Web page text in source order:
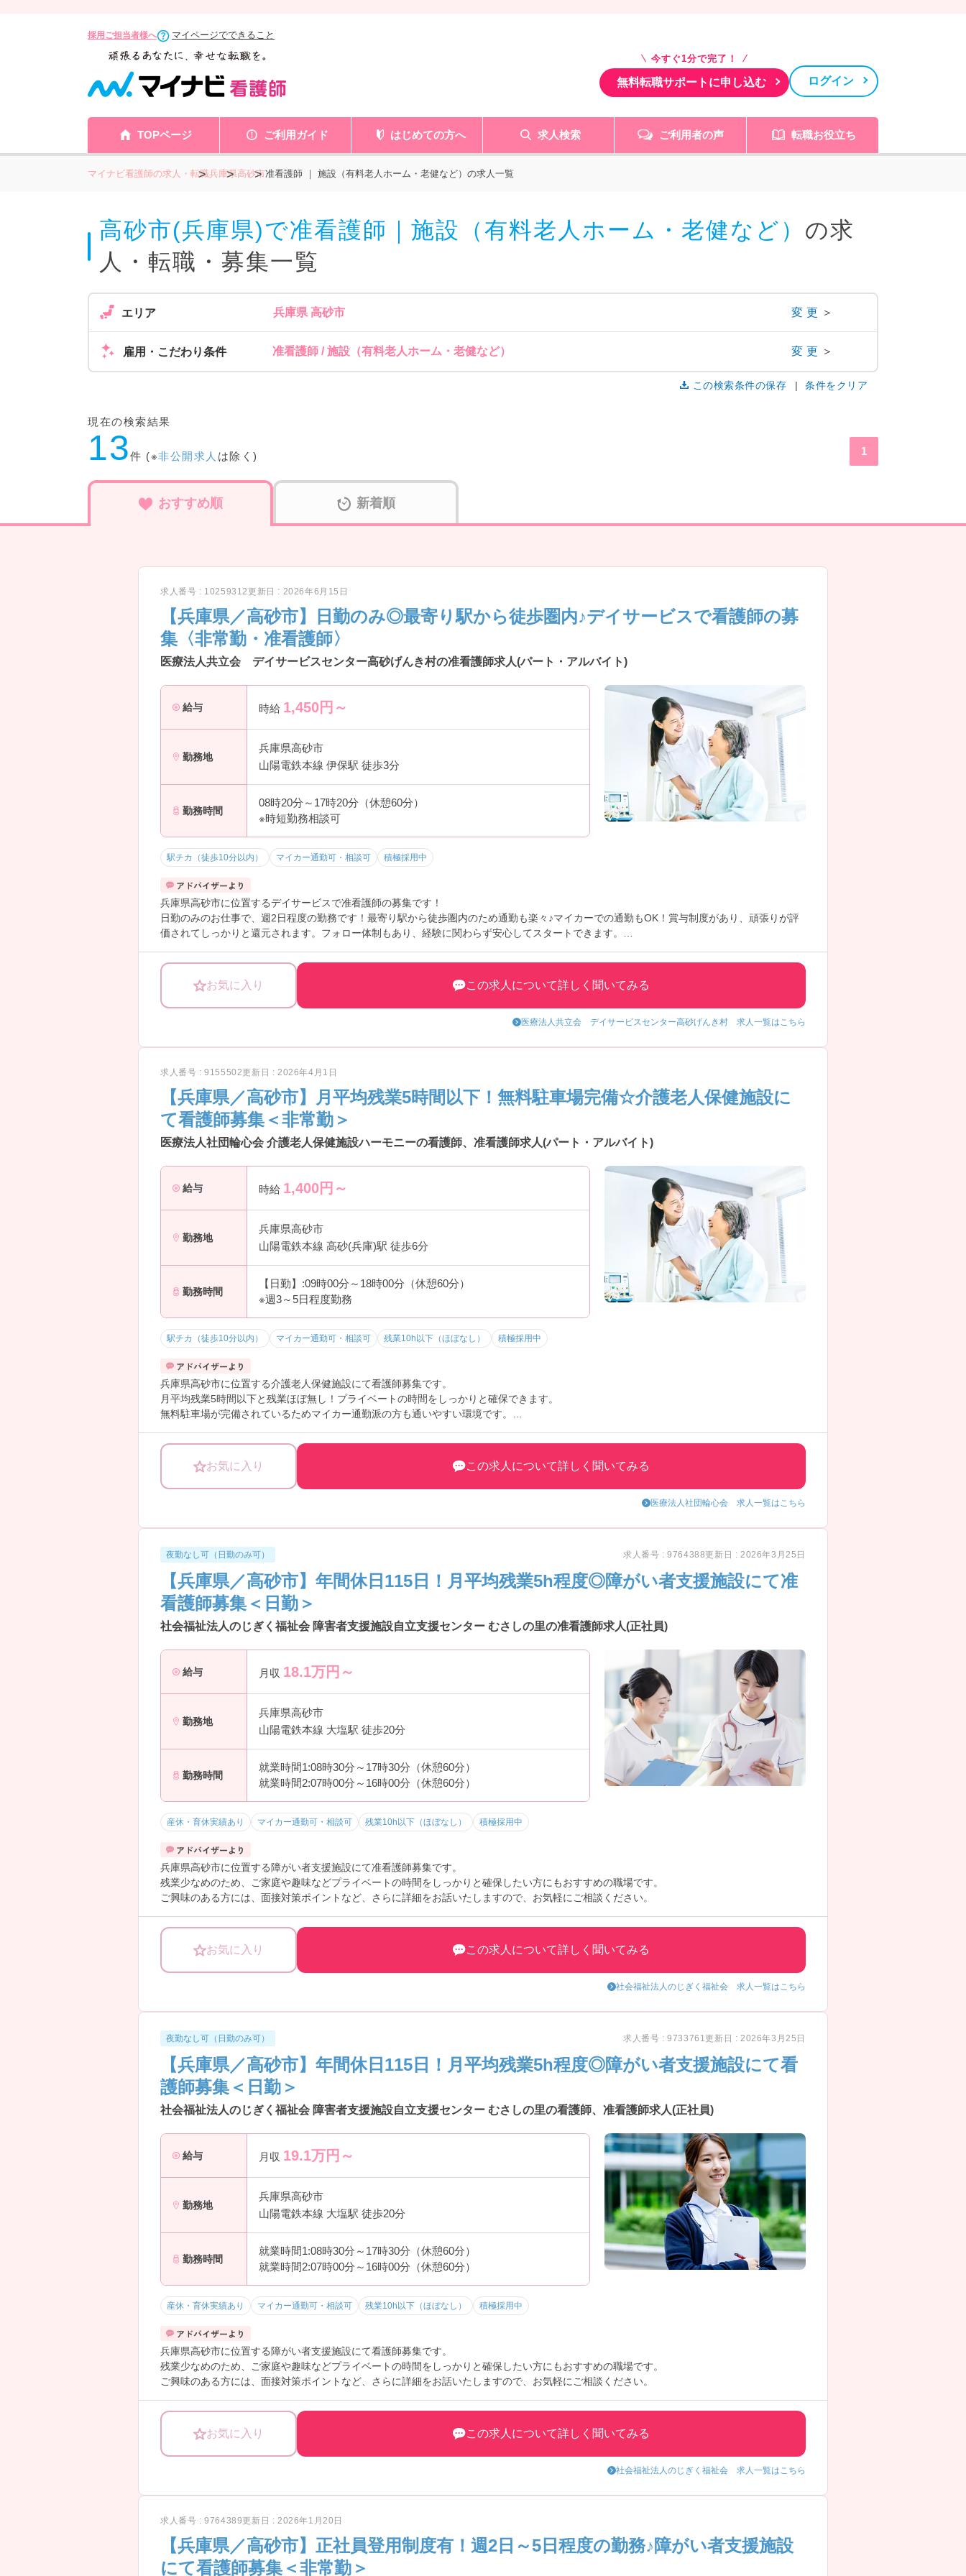
採用ご担当者様へ マイページでできること
今すぐ1分で完了！
無料転職サポートに申し込む ログイン
TOPページ ご利用ガイド はじめての方へ 求人検索 ご利用者の声 転職お役立ち
マイナビ看護師の求人・転職兵庫県高砂市准看護師 ｜ 施設（有料老人ホーム・老健など）の求人一覧
高砂市(兵庫県)で准看護師｜施設（有料老人ホーム・老健など） の求
人・転職・募集一覧
エリア 兵庫県 高砂市 変更 ＞
雇用・こだわり条件 准看護師 / 施設（有料老人ホーム・老健など） 変更 ＞
この検索条件の保存 条件をクリア
現在の検索結果
13件 (※非公開求人 は除く) 1
おすすめ順 新着順
求人番号 : 10259312更新日 : 2026年6月15日
【兵庫県／高砂市】日勤のみ◎最寄り駅から徒歩圏内♪デイサービスで看護師の募
集〈非常勤・准看護師〉
医療法人共立会 デイサービスセンター高砂げんき村の准看護師求人(パート・アルバイト)
給与 時給 1,450円～
勤務地
兵庫県高砂市
山陽電鉄本線 伊保駅 徒歩3分
勤務時間
08時20分～17時20分（休憩60分）
※時短勤務相談可
駅チカ（徒歩10分以内） マイカー通勤可・相談可 積極採用中
兵庫県高砂市に位置するデイサービスで准看護師の募集です！
日勤のみのお仕事で、週2日程度の勤務です！最寄り駅から徒歩圏内のため通勤も楽々♪マイカーでの通勤もOK！賞与制度があり、頑張りが評
価されてしっかりと還元されます。フォロー体制もあり、経験に関わらず安心してスタートできます。
お気に入り この求人について詳しく聞いてみる
医療法人共立会 デイサービスセンター高砂げんき村 求人一覧はこちら
求人番号 : 9155502更新日 : 2026年4月1日
【兵庫県／高砂市】月平均残業5時間以下！無料駐車場完備☆介護老人保健施設に
て看護師募集＜非常勤＞
医療法人社団輪心会 介護老人保健施設ハーモニーの看護師、准看護師求人(パート・アルバイト)
給与 時給 1,400円～
勤務地
兵庫県高砂市
山陽電鉄本線 高砂(兵庫)駅 徒歩6分
勤務時間
【日勤】:09時00分～18時00分（休憩60分）
※週3～5日程度勤務
駅チカ（徒歩10分以内） マイカー通勤可・相談可 残業10h以下（ほぼなし） 積極採用中
兵庫県高砂市に位置する介護老人保健施設にて看護師募集です。
月平均残業5時間以下と残業ほぼ無し！プライベートの時間をしっかりと確保できます。
無料駐車場が完備されているためマイカー通勤派の方も通いやすい環境です。
お気に入り この求人について詳しく聞いてみる
医療法人社団輪心会 求人一覧はこちら
夜勤なし可（日勤のみ可） 求人番号 : 9764388更新日 : 2026年3月25日
【兵庫県／高砂市】年間休日115日！月平均残業5h程度◎障がい者支援施設にて准
看護師募集＜日勤＞
社会福祉法人のじぎく福祉会 障害者支援施設自立支援センター むさしの里の准看護師求人(正社員)
給与 月収 18.1万円～
勤務地
兵庫県高砂市
山陽電鉄本線 大塩駅 徒歩20分
勤務時間
就業時間1:08時30分～17時30分（休憩60分）
就業時間2:07時00分～16時00分（休憩60分）
産休・育休実績あり マイカー通勤可・相談可 残業10h以下（ほぼなし） 積極採用中
兵庫県高砂市に位置する障がい者支援施設にて准看護師募集です。
残業少なめのため、ご家庭や趣味などプライベートの時間をしっかりと確保したい方にもおすすめの職場です。
ご興味のある方には、面接対策ポイントなど、さらに詳細をお話いたしますので、お気軽にご相談ください。
お気に入り この求人について詳しく聞いてみる
社会福祉法人のじぎく福祉会 求人一覧はこちら
夜勤なし可（日勤のみ可） 求人番号 : 9733761更新日 : 2026年3月25日
【兵庫県／高砂市】年間休日115日！月平均残業5h程度◎障がい者支援施設にて看
護師募集＜日勤＞
社会福祉法人のじぎく福祉会 障害者支援施設自立支援センター むさしの里の看護師、准看護師求人(正社員)
給与 月収 19.1万円～
勤務地
兵庫県高砂市
山陽電鉄本線 大塩駅 徒歩20分
勤務時間
就業時間1:08時30分～17時30分（休憩60分）
就業時間2:07時00分～16時00分（休憩60分）
産休・育休実績あり マイカー通勤可・相談可 残業10h以下（ほぼなし） 積極採用中
兵庫県高砂市に位置する障がい者支援施設にて看護師募集です。
残業少なめのため、ご家庭や趣味などプライベートの時間をしっかりと確保したい方にもおすすめの職場です。
ご興味のある方には、面接対策ポイントなど、さらに詳細をお話いたしますので、お気軽にご相談ください。
お気に入り この求人について詳しく聞いてみる
社会福祉法人のじぎく福祉会 求人一覧はこちら
求人番号 : 9764389更新日 : 2026年1月20日
【兵庫県／高砂市】正社員登用制度有！週2日～5日程度の勤務♪障がい者支援施設
にて看護師募集＜非常勤＞